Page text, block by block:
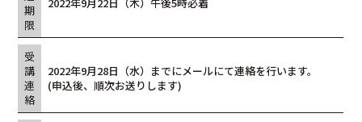
期
限
受
講
連
絡
2022年9月28日（水）までにメールにて連絡を行います。
(申込後、順次お送りします)